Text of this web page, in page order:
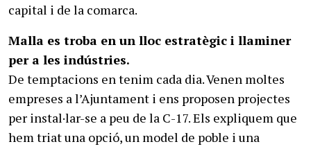
capital i de la comarca.
Malla es troba en un lloc estratègic i llaminer
per a les indústries.
De temptacions en tenim cada dia. Venen moltes
empreses a l’Ajuntament i ens proposen projectes
per instal·lar-se a peu de la C-17. Els expliquem que
hem triat una opció, un model de poble i una